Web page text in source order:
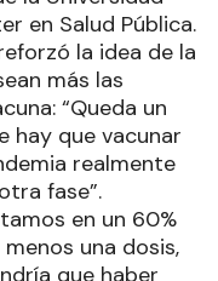
en Salud Pública.
la idea de la
más las
“Queda un
hay que vacunar
realmente
fase”.
en un 60%
una dosis,
que haber